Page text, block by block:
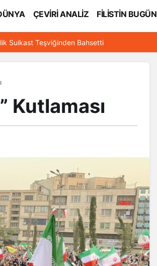
ÇEVİRİ ANALİZ FİLİSTİN BUGÜN
Suikast Teşviğinden Bahsetti
Kutlaması